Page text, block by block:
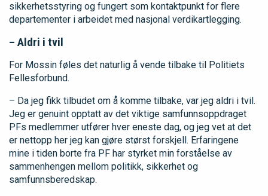
sikkerhetsstyring og fungert som kontaktpunkt for flere
departementer i arbeidet med nasjonal verdikartlegging.
– Aldri i tvil
For Mossin føles det naturlig å vende tilbake til Politiets
Fellesforbund.
– Da jeg fikk tilbudet om å komme tilbake, var jeg aldri i tvil.
Jeg er genuint opptatt av det viktige samfunnsoppdraget
PFs medlemmer utfører hver eneste dag, og jeg vet at det
er nettopp her jeg kan gjøre størst forskjell. Erfaringene
mine i tiden borte fra PF har styrket min forståelse av
sammenhengen mellom politikk, sikkerhet og
samfunnsberedskap.